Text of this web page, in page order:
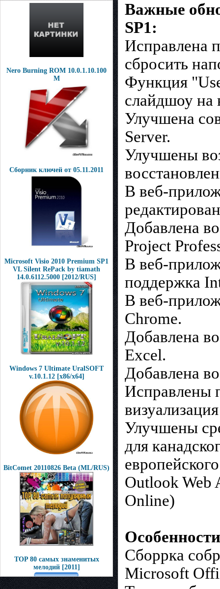
Nero Burning ROM 10.0.1.10.100
M
Сборник ключей от 05.11.2011
Microsoft Visio 2010 Premium SP1
VL Silent RePack by tiamath
14.0.6112.5000 [2012/RUS]
Windows 7 Ultimate UralSOFT
v.10.1.12 [x86/x64]
BitComet 20110826 Beta (ML/RUS)
TOP 80 самых знаменитых
мелодий [2011]
Важные
SP1:
Исправлена
сбросить
Функция
слайдшоу на
Улучшена
Server.
Улучшены
В веб-
Добавлена
Project
В веб-
поддержка
В веб-
Chrome.
Добавлена
Excel.
Добавлена
Исправлены
Улучшены
для
Outlook Web
Online)
Сборрка
Microsoft